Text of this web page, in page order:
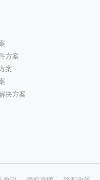
方案
案
决方案